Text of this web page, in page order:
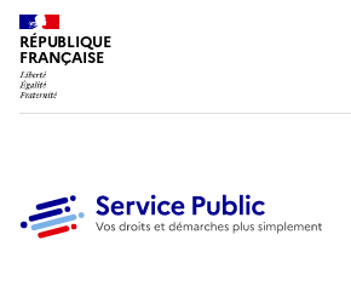
RÉPUBLIQUE
FRANÇAISE